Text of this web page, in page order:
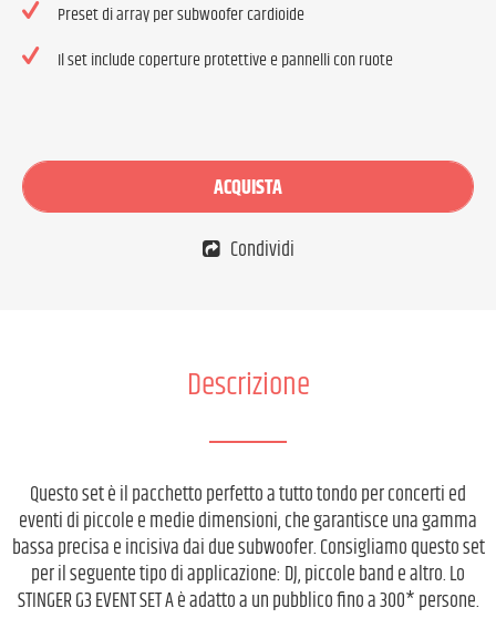
Preset di array per subwoofer cardioide
Il set include coperture protettive e pannelli con ruote
ACQUISTA
Condividi
Descrizione
Questo set è il pacchetto perfetto a tutto tondo per concerti ed
eventi di piccole e medie dimensioni, che garantisce una gamma
bassa precisa e incisiva dai due subwoofer. Consigliamo questo set
per il seguente tipo di applicazione: DJ, piccole band e altro. Lo
STINGER G3 EVENT SET A è adatto a un pubblico fino a 300* persone.